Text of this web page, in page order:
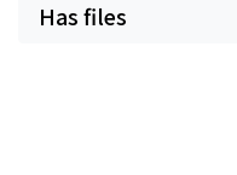
Has files